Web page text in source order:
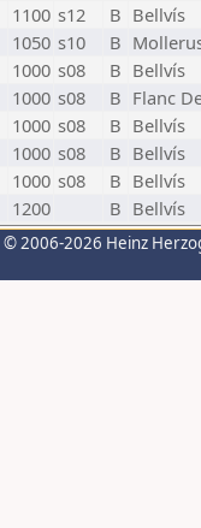
1100 s12 B Bellvís
1050 s10 B
1000 s08 B Bellvís
1000 s08 B Flanc
1000 s08 B Bellvís
1000 s08 B Bellvís
1000 s08 B Bellvís
1200 B Bellvís
© 2006-2026 Heinz